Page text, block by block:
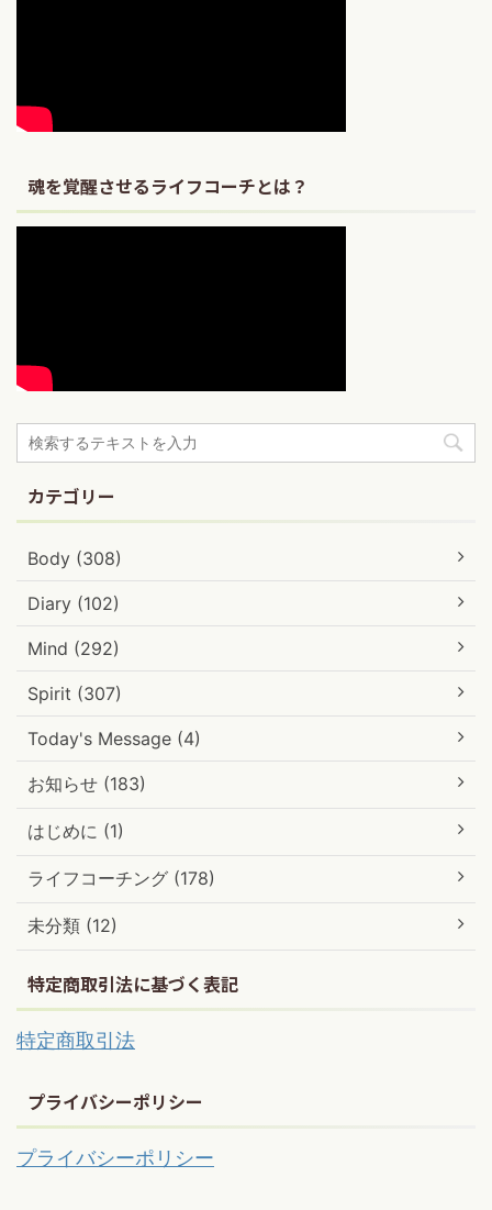
魂を覚醒させるライフコーチとは？
カテゴリー
Body (308)
Diary (102)
Mind (292)
Spirit (307)
Today's Message (4)
お知らせ (183)
はじめに (1)
ライフコーチング (178)
未分類 (12)
特定商取引法に基づく表記
特定商取引法
プライバシーポリシー
プライバシーポリシー